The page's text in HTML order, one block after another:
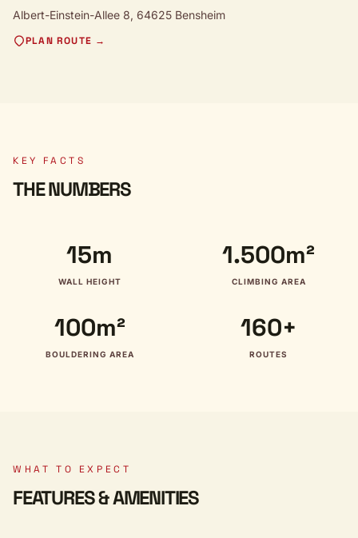
Albert-Einstein-Allee 8, 64625 Bensheim
PLAN ROUTE →
KEY FACTS
THE NUMBERS
15m
WALL HEIGHT
1.500m²
CLIMBING AREA
100m²
BOULDERING AREA
160+
ROUTES
WHAT TO EXPECT
FEATURES & AMENITIES